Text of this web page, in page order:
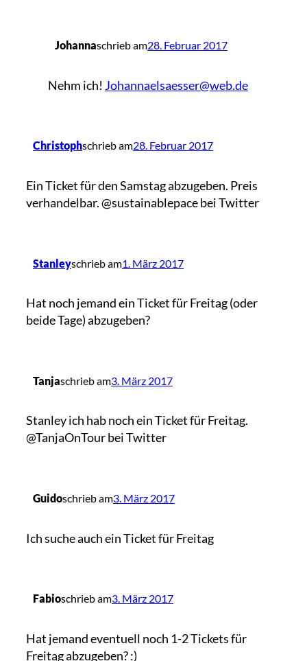
Johannaschrieb am28. Februar 2017
Nehm ich! Johannaelsaesser@web.de
Christophschrieb am28. Februar 2017
Ein Ticket für den Samstag abzugeben. Preis
verhandelbar. @sustainablepace bei Twitter
Stanleyschrieb am1. März 2017
Hat noch jemand ein Ticket für Freitag (oder
beide Tage) abzugeben?
Tanjaschrieb am3. März 2017
Stanley ich hab noch ein Ticket für Freitag.
@TanjaOnTour bei Twitter
Guidoschrieb am3. März 2017
Ich suche auch ein Ticket für Freitag
Fabioschrieb am3. März 2017
Hat jemand eventuell noch 1-2 Tickets für
Freitag abzugeben? :)